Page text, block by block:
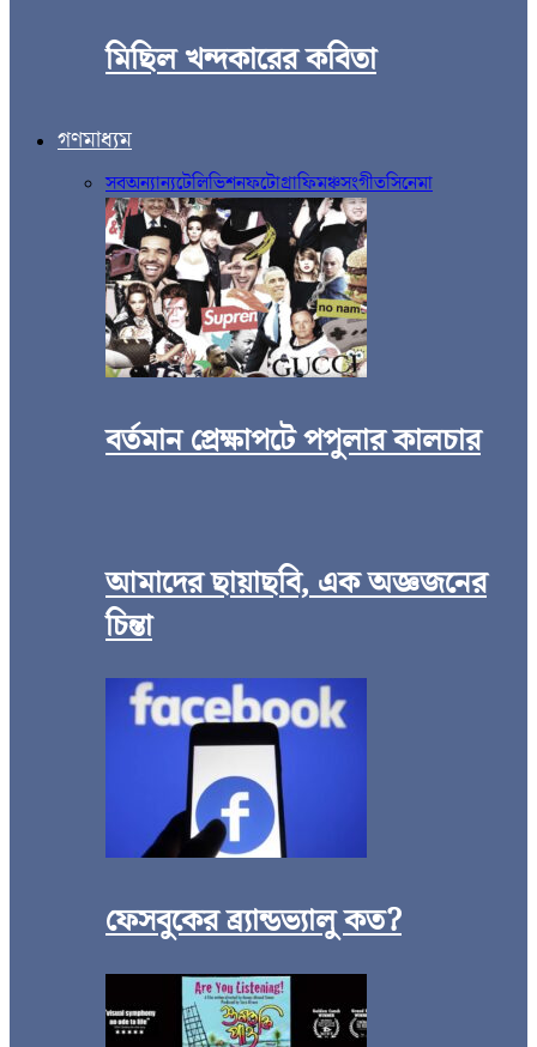
মিছিল খন্দকারের কবিতা
গণমাধ্যম
সবঅন্যান্যটেলিভিশনফটোগ্রাফিমঞ্চসংগীতসিনেমা
বর্তমান প্রেক্ষাপটে পপুলার কালচার
আমাদের ছায়াছবি, এক অজ্ঞজনের
চিন্তা
ফেসবুকের ব্র্যান্ডভ্যালু কত?